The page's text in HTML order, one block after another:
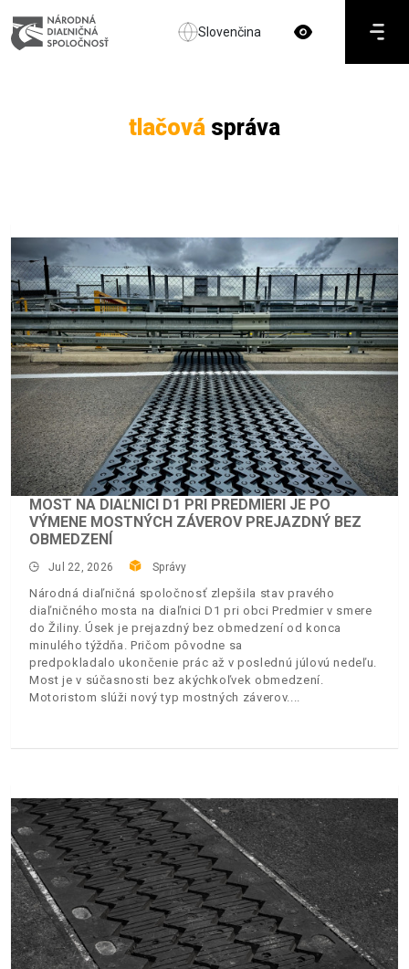
Slovenčina
tlačová správa
MOST NA DIAĽNICI D1 PRI PREDMIERI JE PO
VÝMENE MOSTNÝCH ZÁVEROV PREJAZDNÝ BEZ
OBMEDZENÍ
Jul 22, 2026 Správy
Národná diaľničná spoločnosť zlepšila stav pravého
diaľničného mosta na diaľnici D1 pri obci Predmier v smere
do Žiliny. Úsek je prejazdný bez obmedzení od konca
minulého týždňa. Pričom pôvodne sa
predpokladalo ukončenie prác až v poslednú júlovú nedeľu.
Most je v súčasnosti bez akýchkoľvek obmedzení.
Motoristom slúži nový typ mostných záverov.